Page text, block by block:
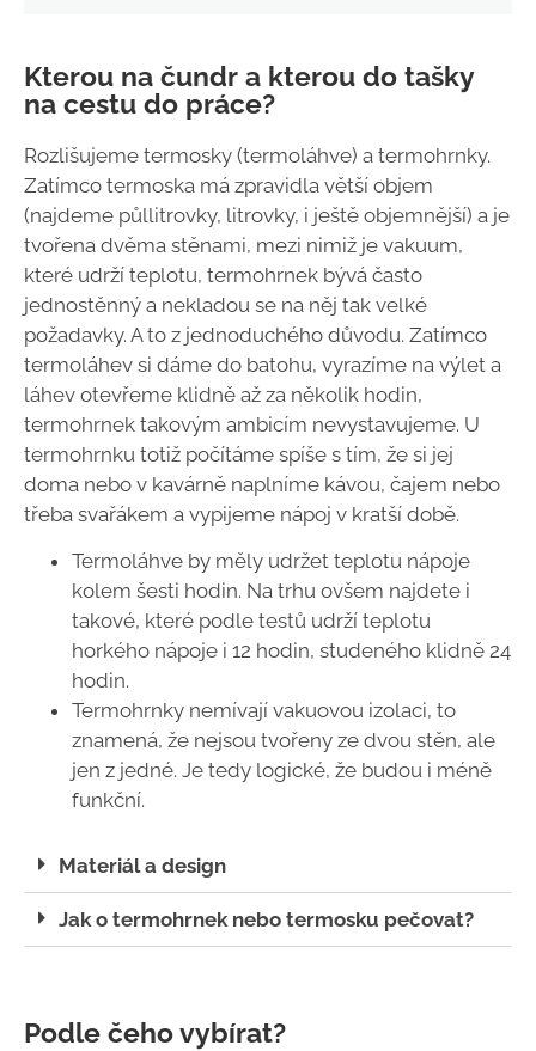
Kterou na čundr a kterou do tašky
na cestu do práce?
Rozlišujeme termosky (termoláhve) a termohrnky.
Zatímco termoska má zpravidla větší objem
(najdeme půllitrovky, litrovky, i ještě objemnější) a je
tvořena dvěma stěnami, mezi nimiž je vakuum,
které udrží teplotu, termohrnek bývá často
jednostěnný a nekladou se na něj tak velké
požadavky. A to z jednoduchého důvodu. Zatímco
termoláhev si dáme do batohu, vyrazíme na výlet a
láhev otevřeme klidně až za několik hodin,
termohrnek takovým ambicím nevystavujeme. U
termohrnku totiž počítáme spíše s tím, že si jej
doma nebo v kavárně naplníme kávou, čajem nebo
třeba svařákem a vypijeme nápoj v kratší době.
Termoláhve by měly udržet teplotu nápoje
kolem šesti hodin. Na trhu ovšem najdete i
takové, které podle testů udrží teplotu
horkého nápoje i 12 hodin, studeného klidně 24
hodin.
Termohrnky nemívají vakuovou izolaci, to
znamená, že nejsou tvořeny ze dvou stěn, ale
jen z jedné. Je tedy logické, že budou i méně
funkční.
Materiál a design
Jak o termohrnek nebo termosku pečovat?
Podle čeho vybírat?